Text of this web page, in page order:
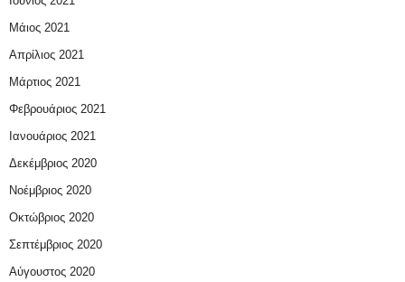
Μάιος 2021
Απρίλιος 2021
Μάρτιος 2021
Φεβρουάριος 2021
Ιανουάριος 2021
Δεκέμβριος 2020
Νοέμβριος 2020
Οκτώβριος 2020
Σεπτέμβριος 2020
Αύγουστος 2020